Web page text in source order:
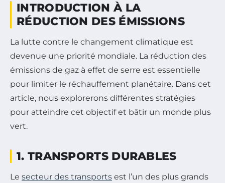
INTRODUCTION À LA
RÉDUCTION DES ÉMISSIONS
La lutte contre le changement climatique est
devenue une priorité mondiale. La réduction des
émissions de gaz à effet de serre est essentielle
pour limiter le réchauffement planétaire. Dans cet
article, nous explorerons différentes stratégies
pour atteindre cet objectif et bâtir un monde plus
vert.
1. TRANSPORTS DURABLES
Le secteur des transports est l’un des plus grands